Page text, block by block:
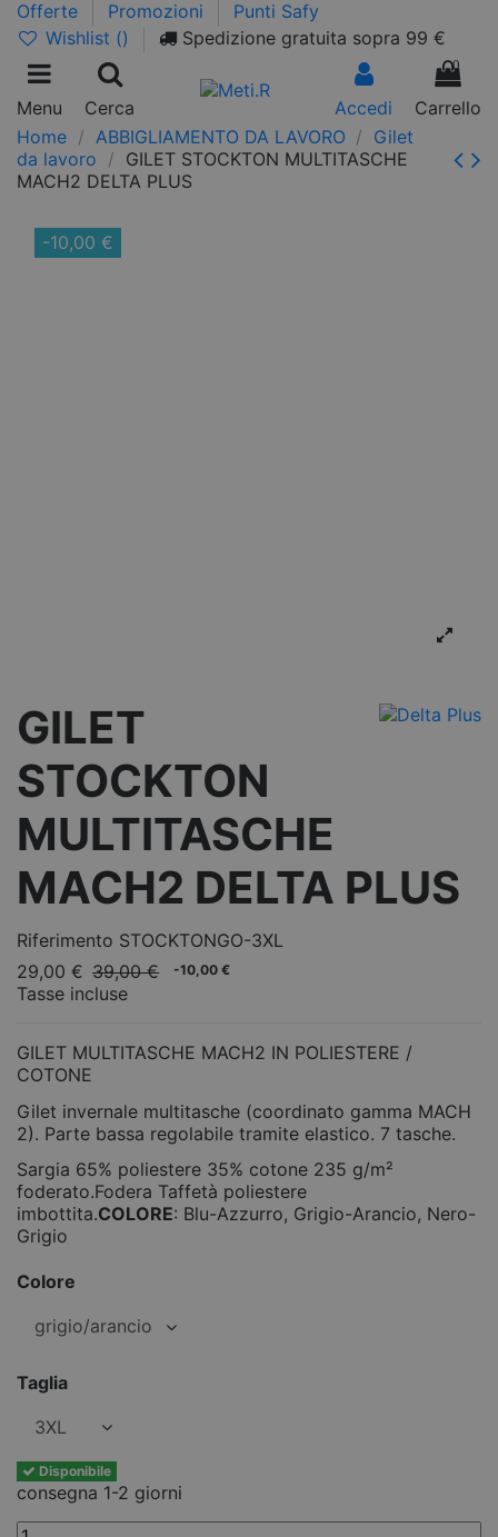
Offerte Promozioni
Punti Safy
Wishlist () Spedizione gratuita sopra 99 €
Menu Cerca Accedi
0
Carrello
Home
ABBIGLIAMENTO DA LAVORO
Gilet
da lavoro
GILET STOCKTON MULTITASCHE
MACH2 DELTA PLUS
-10,00 €
GILET
STOCKTON
MULTITASCHE
MACH2 DELTA PLUS
Riferimento STOCKTONGO-3XL
29,00 € 39,00 € -10,00 €
Tasse incluse
GILET MULTITASCHE MACH2 IN POLIESTERE /
COTONE
Gilet invernale multitasche (coordinato gamma MACH
2). Parte bassa regolabile tramite elastico. 7 tasche.
Sargia 65% poliestere 35% cotone 235 g/m²
foderato.Fodera Taffetà poliestere
imbottita.COLORE: Blu-Azzurro, Grigio-Arancio, Nero-
Grigio
Colore
Taglia
Disponibile
consegna 1-2 giorni